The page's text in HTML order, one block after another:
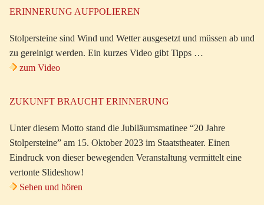
ERINNERUNG AUFPOLIEREN
Stolpersteine sind Wind und Wetter ausgesetzt und müssen ab und
zu gereinigt werden. Ein kurzes Video gibt Tipps …
zum Video
ZUKUNFT BRAUCHT ERINNERUNG
Unter diesem Motto stand die Jubiläumsmatinee “20 Jahre
Stolpersteine” am 15. Oktober 2023 im Staatstheater. Einen
Eindruck von dieser bewegenden Veranstaltung vermittelt eine
vertonte Slideshow!
Sehen und hören